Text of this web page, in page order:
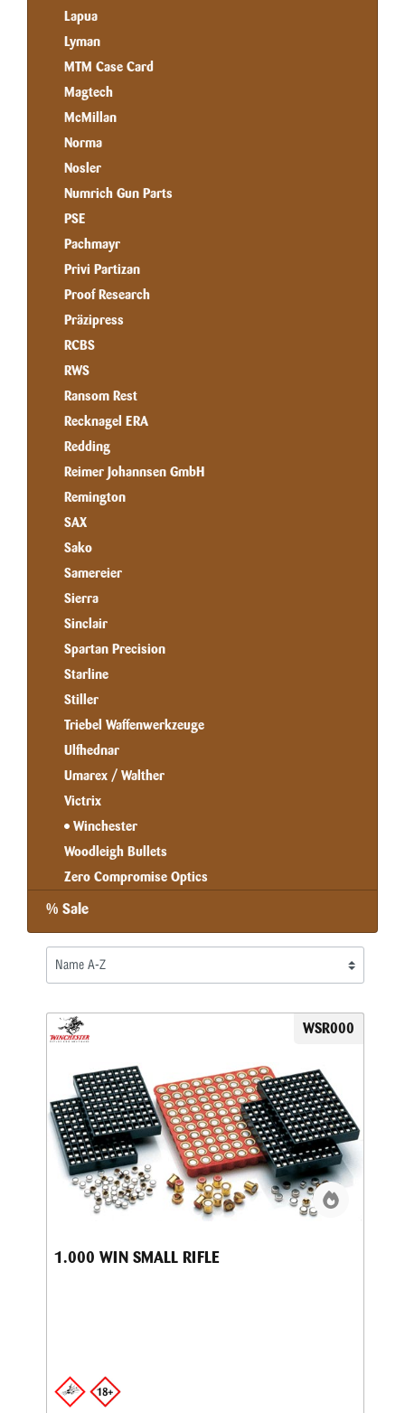
Lapua
Lyman
MTM Case Card
Magtech
McMillan
Norma
Nosler
Numrich Gun Parts
PSE
Pachmayr
Privi Partizan
Proof Research
Präzipress
RCBS
RWS
Ransom Rest
Recknagel ERA
Redding
Reimer Johannsen GmbH
Remington
SAX
Sako
Samereier
Sierra
Sinclair
Spartan Precision
Starline
Stiller
Triebel Waffenwerkzeuge
Ulfhednar
Umarex / Walther
Victrix
Winchester
Woodleigh Bullets
Zero Compromise Optics
% Sale
WSR000
1.000 WIN SMALL RIFLE